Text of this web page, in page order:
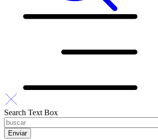
Search Text Box